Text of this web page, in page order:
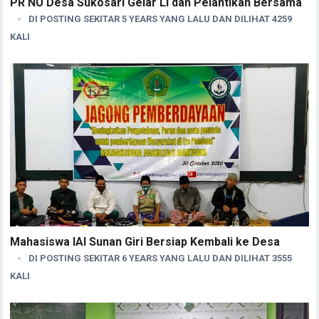
DI POSTING SEKITAR 5 YEARS YANG LALU DAN DILIHAT 4259
KALI
Mahasiswa IAI Sunan Giri Bersiap Kembali ke Desa
DI POSTING SEKITAR 6 YEARS YANG LALU DAN DILIHAT 3555
KALI